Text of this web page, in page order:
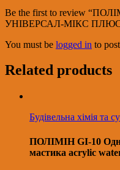
Be the first to review
УНІВЕРСАЛ-МІКС ПЛЮС
You must be logged in to
Related products
Будівельна хімія та
ПОЛІМІН GI-10
мастика acrylic